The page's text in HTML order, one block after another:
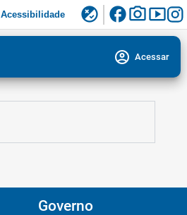
Acessibilidade flaky facebookphoto_camerasmart_display
account_circle Acessar
Governo